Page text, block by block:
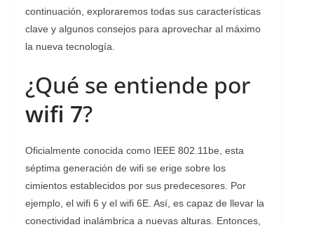
continuación, exploraremos todas sus características
clave y algunos consejos para aprovechar al máximo
la nueva tecnología.
¿Qué se entiende por
wifi 7?
Oficialmente conocida como IEEE 802.11be, esta
séptima generación de wifi se erige sobre los
cimientos establecidos por sus predecesores. Por
ejemplo, el wifi 6 y el wifi 6E. Así, es capaz de llevar la
conectividad inalámbrica a nuevas alturas. Entonces,